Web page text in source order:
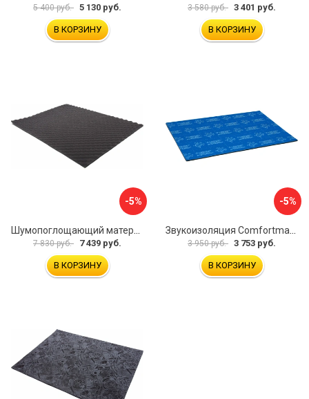
5 400 руб. 5 130 руб.
В КОРЗИНУ
3 580 руб. 3 401 руб.
В КОРЗИНУ
-5%
7 830 руб. 7 439 руб.
В КОРЗИНУ
-5%
3 950 руб. 3 753 руб.
В КОРЗИНУ